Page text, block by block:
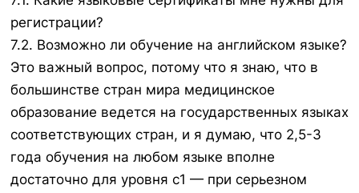
регистрации?
7.2. Возможно ли обучение на английском языке?
Это важный вопрос, потому что я знаю, что в
большинстве стран мира медицинское
образование ведется на государственных языках
соответствующих стран, и я думаю, что 2,5-3
года обучения на любом языке вполне
достаточно для уровня с1 — при серьезном